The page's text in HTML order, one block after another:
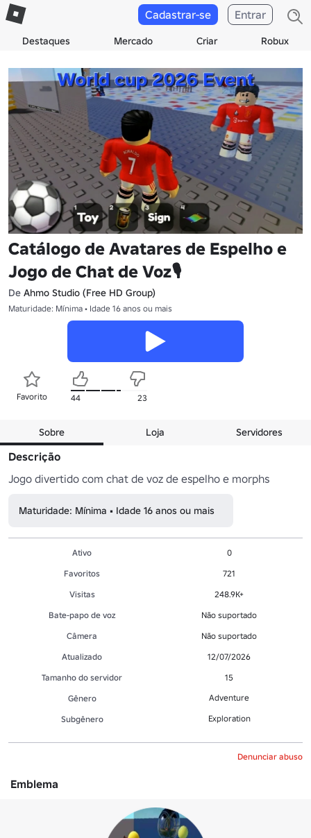
Destaques Mercado Criar Robux
Cadastrar-se Entrar
Catálogo de Avatares de Espelho e
Jogo de Chat de Voz🎙
De Ahmo Studio (Free HD Group)
Maturidade: Mínima • Idade 16 anos ou mais
Favorito 44 23
Sobre Loja Servidores
Descrição
Jogo divertido com chat de voz de espelho e morphs
Maturidade: Mínima • Idade 16 anos ou mais
Ativo
0
Favoritos
721
Visitas
248.9K+
Bate-papo de voz
Não suportado
Câmera
Não suportado
Atualizado
12/07/2026
Tamanho do servidor
15
Gênero
Adventure
Subgênero Exploration
Denunciar abuso
Emblema